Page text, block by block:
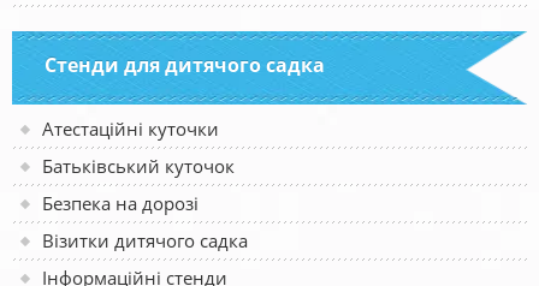
Стенди для дитячого садка
Атестаційні куточки
Батьківський куточок
Безпека на дорозі
Візитки дитячого садка
Інформаційні стенди